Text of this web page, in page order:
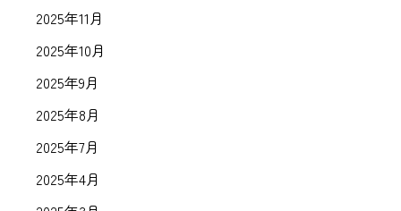
2025年11月
2025年10月
2025年9月
2025年8月
2025年7月
2025年4月